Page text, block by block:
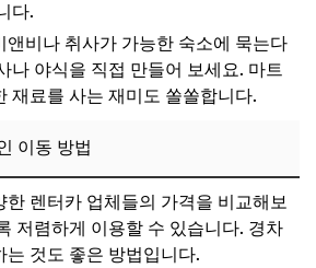
다.
앤비나 취사가 가능한 숙소에 묵는다
나 야식을 직접 만들어 보세요. 마트
재료를 사는 재미도 쏠쏠합니다.
이동 방법
한 렌터카 업체들의 가격을 비교해보
저렴하게 이용할 수 있습니다. 경차
는 것도 좋은 방법입니다.